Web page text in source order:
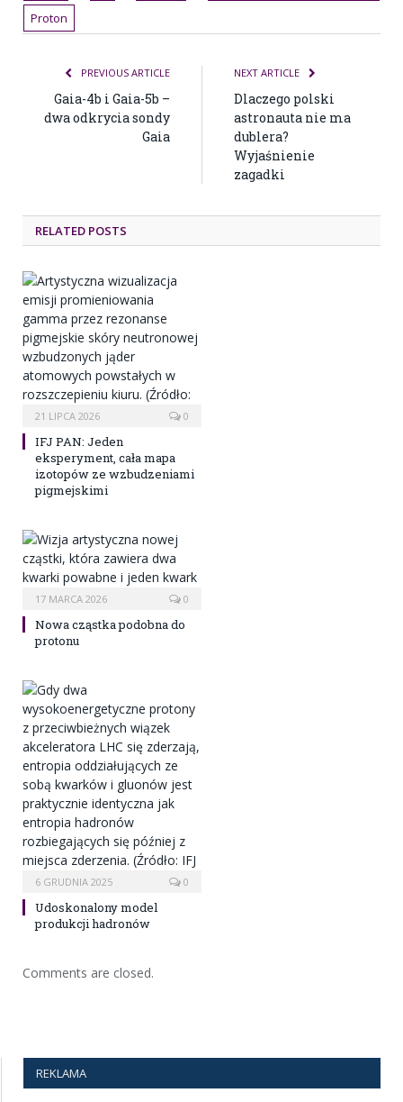
Proton
PREVIOUS ARTICLE
Gaia-4b i Gaia-5b –
dwa odkrycia sondy
Gaia
NEXT ARTICLE
Dlaczego polski
astronauta nie ma
dublera?
Wyjaśnienie
zagadki
RELATED POSTS
21 LIPCA 2026 0
IFJ PAN: Jeden
eksperyment, cała mapa
izotopów ze wzbudzeniami
pigmejskimi
17 MARCA 2026 0
Nowa cząstka podobna do
protonu
6 GRUDNIA 2025 0
Udoskonalony model
produkcji hadronów
Comments are closed.
REKLAMA